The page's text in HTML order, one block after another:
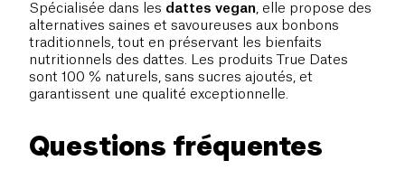
Spécialisée dans les dattes vegan , elle propose des
alternatives saines et savoureuses aux bonbons
traditionnels, tout en préservant les bienfaits
nutritionnels des dattes. Les produits True Dates
sont 100 % naturels, sans sucres ajoutés, et
garantissent une qualité exceptionnelle.
Questions fréquentes